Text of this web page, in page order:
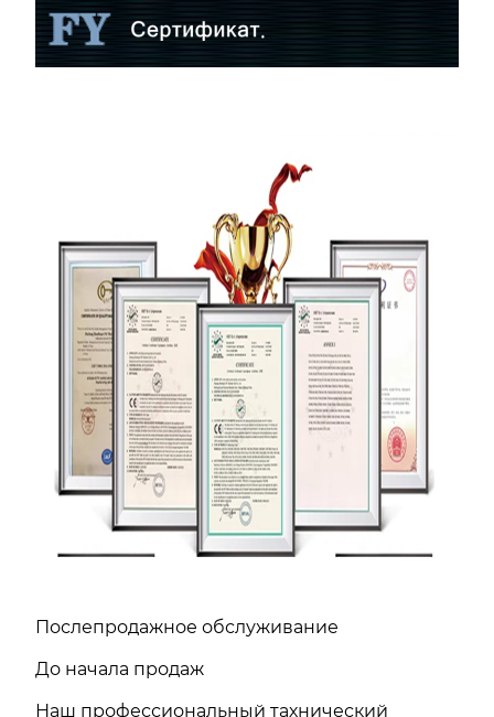
Послепродажное обслуживание
До начала продаж
Наш профессиональный тахнический